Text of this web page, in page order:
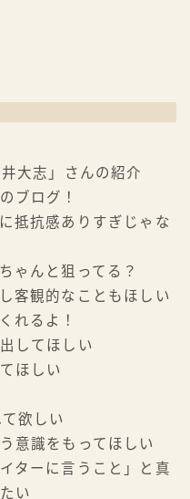
大志」さんの紹介
ブログ！
抵抗感ありすぎじゃな
ゃんと狙ってる？
客観的なこともほしい
れるよ！
してほしい
ほしい
欲しい
意識をもってほしい
ターに言うこと」と真
い